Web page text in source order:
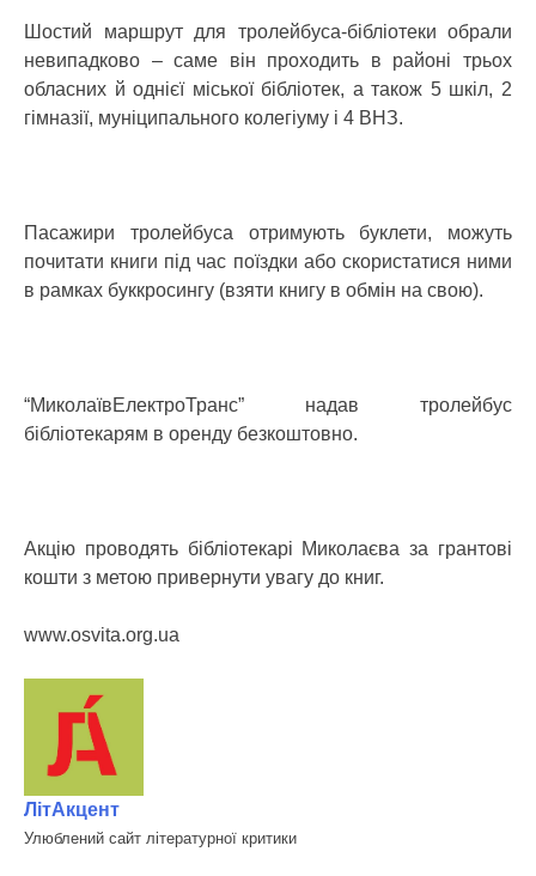
Шостий маршрут для тролейбуса-бібліотеки обрали
невипадково – саме він проходить в районі трьох
обласних й однієї міської бібліотек, а також 5 шкіл, 2
гімназії, муніципального колегіуму і 4 ВНЗ.
Пасажири тролейбуса отримують буклети, можуть
почитати книги під час поїздки або скористатися ними
в рамках буккросингу (взяти книгу в обмін на свою).
“МиколаївЕлектроТранс” надав тролейбус
бібліотекарям в оренду безкоштовно.
Акцію проводять бібліотекарі Миколаєва за грантові
кошти з метою привернути увагу до книг.
www.osvita.org.ua
ЛітАкцент
Улюблений сайт літературної критики